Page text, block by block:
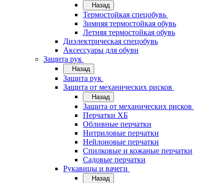
Назад
Термостойкая спецобувь
Зимняя термостойкая обувь
Летняя термостойкая обувь
Диэлектрическая спецобувь
Аксессуары для обуви
Защита рук
Назад
Защита рук
Защита от механических рисков
Назад
Защита от механических рисков
Перчатки ХБ
Обливные перчатки
Нитриловые перчатки
Нейлоновые перчатки
Спилковые и кожаные перчатки
Садовые перчатки
Рукавицы и вачеги
Назад